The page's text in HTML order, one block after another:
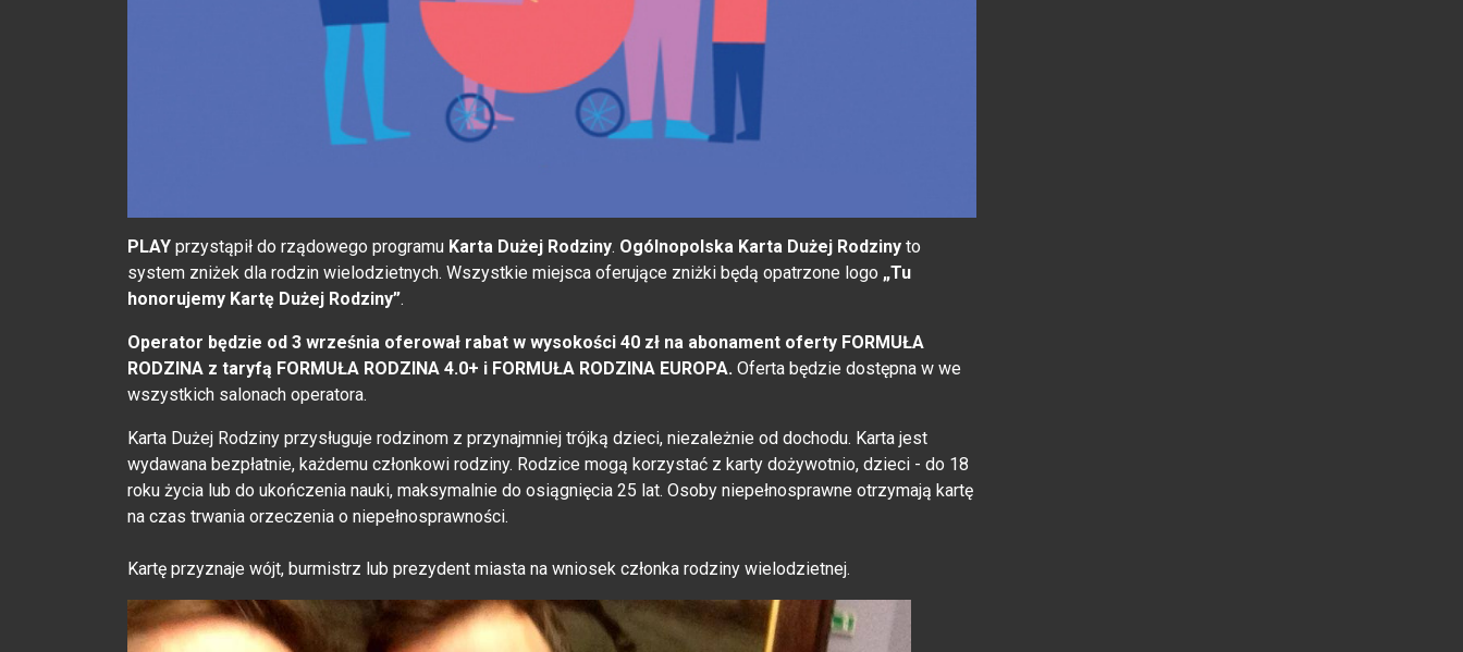
PLAY przystąpił do rządowego programu Karta Dużej Rodziny. Ogólnopolska Karta Dużej Rodziny to
system zniżek dla rodzin wielodzietnych. Wszystkie miejsca oferujące zniżki będą opatrzone logo „Tu
honorujemy Kartę Dużej Rodziny”.
Operator będzie od 3 września oferował rabat w wysokości 40 zł na abonament oferty FORMUŁA
RODZINA z taryfą FORMUŁA RODZINA 4.0+ i FORMUŁA RODZINA EUROPA. Oferta będzie dostępna w we
wszystkich salonach operatora.
Karta Dużej Rodziny przysługuje rodzinom z przynajmniej trójką dzieci, niezależnie od dochodu. Karta jest
wydawana bezpłatnie, każdemu członkowi rodziny. Rodzice mogą korzystać z karty dożywotnio, dzieci - do 18
roku życia lub do ukończenia nauki, maksymalnie do osiągnięcia 25 lat. Osoby niepełnosprawne otrzymają kartę
na czas trwania orzeczenia o niepełnosprawności.
Kartę przyznaje wójt, burmistrz lub prezydent miasta na wniosek członka rodziny wielodzietnej.